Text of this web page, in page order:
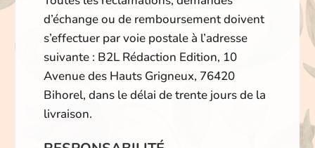
d’échange ou de remboursement doivent
s’effectuer par voie postale à l’adresse
suivante : B2L Rédaction Edition, 10
Avenue des Hauts Grigneux, 76420
Bihorel, dans le délai de trente jours de la
livraison.